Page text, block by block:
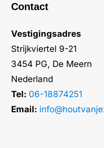
Contact
Vestigingsadres
Strijkviertel 9-21
3454 PG, De Meern
Nederland
Tel: 06-18874251
Email: